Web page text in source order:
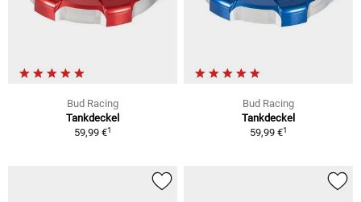
Bud Racing
Tankdeckel
59,99 €1
Bud Racing
Tankdeckel
59,99 €1